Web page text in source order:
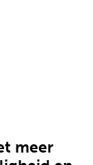
meer